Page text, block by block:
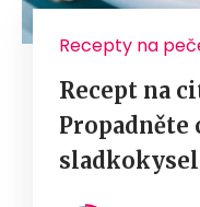
Recepty na
Recept na
Propadněte